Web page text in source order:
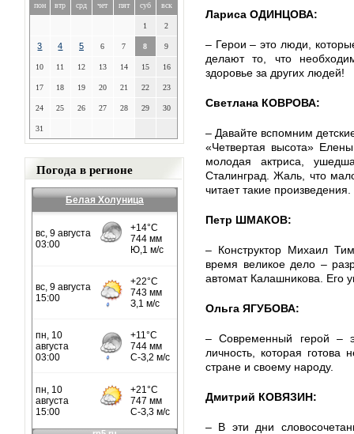
пон втр срд чет пят суб вск
1 2
3 4 5 6 7 8 9
10 11 12 13 14 15 16
17 18 19 20 21 22 23
24 25 26 27 28 29 30
31
Погода в регионе
Белая Холуница
Лариса ОДИНЦОВА:
– Герои – это люди,
делают то, что
здоровье за других людей!
Светлана КОВРОВА:
– Давайте вспомним
«Четвертая высота»
молодая актриса,
Сталинград. Жаль, что
читает такие произведения.
Петр ШМАКОВ:
– Конструктор Михаил
время великое дело –
автомат Калашникова. Его
Ольга ЯГУБОВА:
– Современный герой –
личность, которая
стране и своему народу.
Дмитрий КОВЯЗИН:
– В эти дни